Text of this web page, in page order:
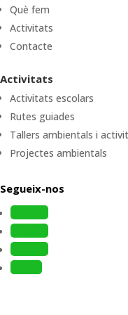
Què fem
Activitats
Contacte
Activitats
Activitats escolars
Rutes guiades
Tallers ambientals i
Projectes ambientals
Segueix-nos
Follow
Follow
Follow
Follow